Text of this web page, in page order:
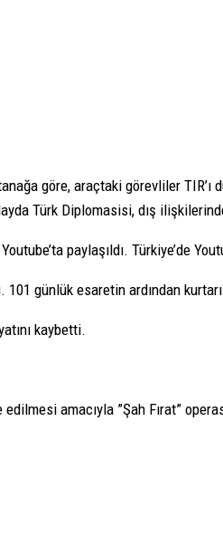
göre, araçtaki görevliler TIR’ı
Türk Diplomasisi, dış
paylaşıldı. Türkiye’de
günlük esaretin ardından
kaybetti.
amacıyla ”Şah Fırat”